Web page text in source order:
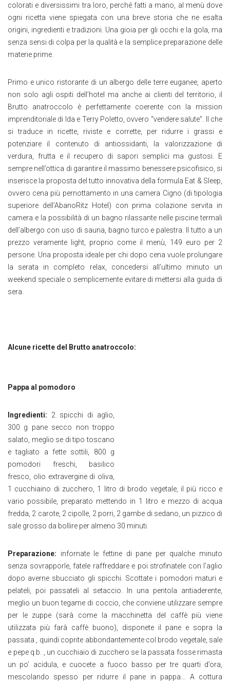
colorati e diversissimi tra loro, perché fatti a mano, al menù dove
ogni ricetta viene spiegata con una breve storia che ne esalta
origini, ingredienti e tradizioni. Una gioia per gli occhi e la gola, ma
senza sensi di colpa per la qualità e la semplice preparazione delle
materie prime.
Primo e unico ristorante di un albergo delle terre euganee, aperto
non solo agli ospiti dell’hotel ma anche ai clienti del territorio, il
Brutto anatroccolo è perfettamente coerente con la mission
imprenditoriale di Ida e Terry Poletto, ovvero “vendere salute”. Il che
si traduce in ricette, riviste e corrette, per ridurre i grassi e
potenziare il contenuto di antiossidanti, la valorizzazione di
verdura, frutta e il recupero di sapori semplici ma gustosi. E
sempre nell’ottica di garantire il massimo benessere psicofisico, si
inserisce la proposta del tutto innovativa della formula Eat & Sleep,
ovvero cena più pernottamento in una camera Cigno (di tipologia
superiore dell’AbanoRitz Hotel) con prima colazione servita in
camera e la possibilità di un bagno rilassante nelle piscine termali
dell’albergo con uso di sauna, bagno turco e palestra. Il tutto a un
prezzo veramente light, proprio come il menù, 149 euro per 2
persone. Una proposta ideale per chi dopo cena vuole prolungare
la serata in completo relax, concedersi all’ultimo minuto un
weekend speciale o semplicemente evitare di mettersi alla guida di
sera.
Alcune ricette del Brutto anatroccolo:
Pappa al pomodoro
Ingredienti: 2 spicchi di aglio,
300 g pane secco non troppo
salato, meglio se di tipo toscano
e tagliato a fette sottili, 800 g
pomodori freschi, basilico
fresco, olio extravergine di oliva,
1 cucchiaino di zucchero, 1 litro di brodo vegetale, il più ricco e
vario possibile, preparato mettendo in 1 litro e mezzo di acqua
fredda, 2 carote, 2 cipolle, 2 porri, 2 gambe di sedano, un pizzico di
sale grosso da bollire per almeno 30 minuti.
Preparazione: infornate le fettine di pane per qualche minuto
senza sovrapporle, fatele raffreddare e poi strofinatele con l’aglio
dopo averne sbucciato gli spicchi. Scottate i pomodori maturi e
pelateli, poi passateli al setaccio. In una pentola antiaderente,
meglio un buon tegame di coccio, che conviene utilizzare sempre
per le zuppe (sarà come la macchinetta del caffè più viene
utilizzata più farà caffè buono), disponete il pane e sopra la
passata , quindi coprite abbondantemente col brodo vegetale, sale
e pepe q.b. , un cucchiaio di zucchero se la passata fosse rimasta
un po’ acidula, e cuocete a fuoco basso per tre quarti d’ora,
mescolando spesso per ridurre il pane in pappa… A cottura